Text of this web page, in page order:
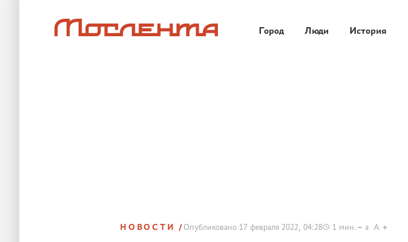
Город Люди История
НОВОСТИ Опубликовано17 февраля 2022, 04:28 1 мин. a A